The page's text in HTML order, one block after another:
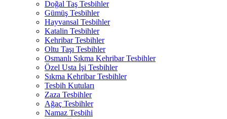
Doğal Taş Tesbihler
Gümüş Tesbihler
Hayvansal Tesbihler
Katalin Tesbihler
Kehribar Tesbihler
Oltu Taşı Tesbihler
Osmanlı Sıkma Kehribar Tesbihler
Özel Usta İşi Tesbihler
Sıkma Kehribar Tesbihler
Tesbih Kutuları
Zaza Tesbihler
Ağaç Tesbihler
Namaz Tesbihi